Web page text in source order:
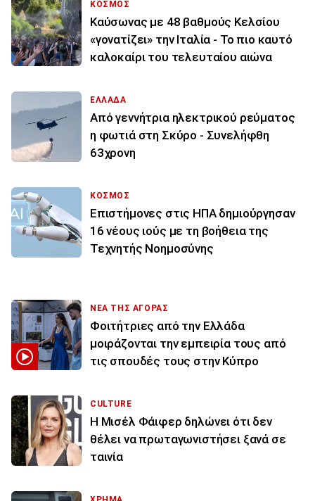
ΚΟΣΜΟΣ
Καύσωνας με 48 βαθμούς Κελσίου
«γονατίζει» την Ιταλία - Το πιο καυτό
καλοκαίρι του τελευταίου αιώνα
ΕΛΛΑΔΑ
Από γεννήτρια ηλεκτρικού ρεύματος
η φωτιά στη Σκύρο - Συνελήφθη
63χρονη
ΚΟΣΜΟΣ
Επιστήμονες στις ΗΠΑ δημιούργησαν
16 νέους ιούς με τη βοήθεια της
Τεχνητής Νοημοσύνης
ΝΕΑ ΤΗΣ ΑΓΟΡΑΣ
Φοιτήτριες από την Ελλάδα
μοιράζονται την εμπειρία τους από
τις σπουδές τους στην Κύπρο
CULTURE
Η Μισέλ Φάιφερ δηλώνει ότι δεν
θέλει να πρωταγωνιστήσει ξανά σε
ταινία